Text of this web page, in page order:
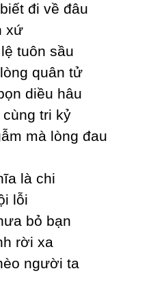
đi về đâu
xứ
tuôn sầu
quân tử
diều hâu
tri kỷ
mà lòng đau
là chi
lỗi
bỏ bạn
rời xa
người ta